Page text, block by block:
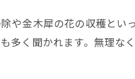
や金木犀の花の収穫と
く聞かれます。無理な